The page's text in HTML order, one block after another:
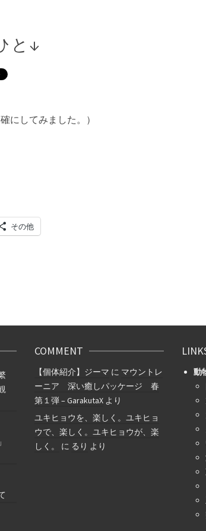
と↓
にしてみました。）
その他
COMMENT
【個体紹介】ジーマ に マウントレ
ーニア 深い癒しパッケージ 春
第１弾 – GarakutaXより
ユキヒョウを、楽しく。ユキヒョ
ウで、楽しく。ユキヒョウが、楽
しく。
に るり より
動